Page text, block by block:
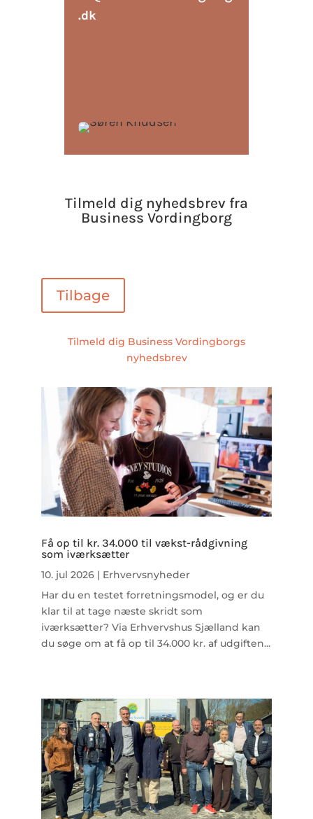
.dk
Tilmeld dig nyhedsbrev fra
Business Vordingborg
Tilbage
Tilmeld dig Business Vordingborgs
nyhedsbrev
Få op til kr. 34.000 til vækst-rådgivning
som iværksætter
10. jul 2026 | Erhvervsnyheder
Har du en testet forretningsmodel, og er du
klar til at tage næste skridt som
iværksætter? Via Erhvervshus Sjælland kan
du søge om at få op til 34.000 kr. af udgiften...